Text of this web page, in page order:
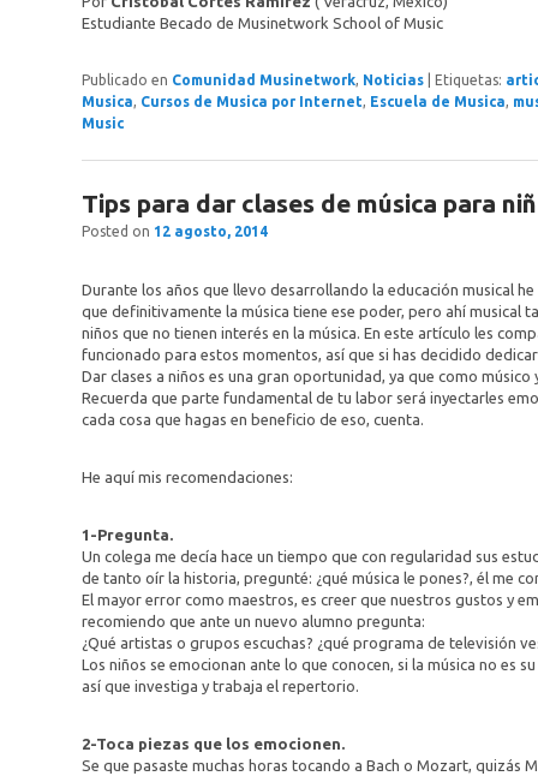
Estudiante Becado de Musinetwork School of Music
Publicado en Comunidad Musinetwork, Noticias Etiquetas:
Musica, Cursos de Musica por Internet, Escuela de Musica,
Music
Tips para dar clases de música para
Posted on 12 agosto, 2014
Durante los años que llevo desarrollando la educación musical
que definitivamente la música tiene ese poder, pero ahí musical
niños que no tienen interés en la música. En este artículo les
funcionado para estos momentos, así que si has decidido
Dar clases a niños es una gran oportunidad, ya que como
Recuerda que parte fundamental de tu labor será inyectarles
cada cosa que hagas en beneficio de eso, cuenta.
He aquí mis recomendaciones:
1-Pregunta.
Un colega me decía hace un tiempo que con regularidad sus
de tanto oír la historia, pregunté: ¿qué música le pones?, él me
El mayor error como maestros, es creer que nuestros gustos y
recomiendo que ante un nuevo alumno pregunta:
¿Qué artistas o grupos escuchas? ¿qué programa de televisión
Los niños se emocionan ante lo que conocen, si la música no es
así que investiga y trabaja el repertorio.
2-Toca piezas que los emocionen.
Se que pasaste muchas horas tocando a Bach o Mozart, quizás